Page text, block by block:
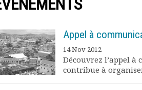
activités
mensuels
Appel à
14 Nov 2012
Découvrez l’appel
contribue à